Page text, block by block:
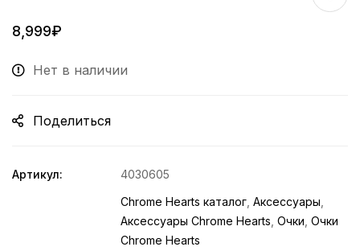
8,999₽
Нет в наличии
Поделиться
Артикул:
4030605
Chrome Hearts каталог Аксессуары
Аксессуары Chrome Hearts Очки Очки
Chrome Hearts